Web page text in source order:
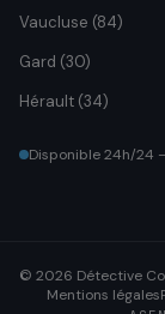
Vaucluse (84)
Gard (30)
Hérault (34)
Disponible 24h/24
© 2026 Détective
Mentions légales